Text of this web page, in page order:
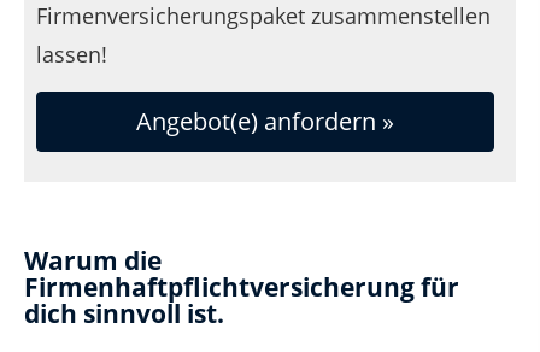
Firmenversicherungspaket zusammenstellen
lassen!
Angebot(e) anfordern »
Warum die
Firmenhaftpflichtversicherung für
dich sinnvoll ist.